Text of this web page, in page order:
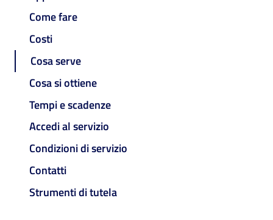
Come fare
Costi
Cosa serve
Cosa si ottiene
Tempi e scadenze
Accedi al servizio
Condizioni di servizio
Contatti
Strumenti di tutela